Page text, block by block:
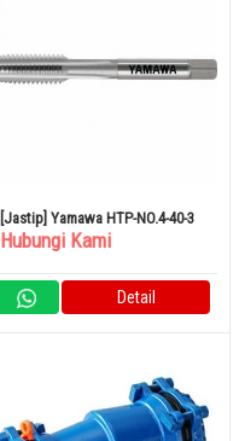
[Jastip] Yamawa HTP-NO.4-40-3
Hubungi Kami
Detail